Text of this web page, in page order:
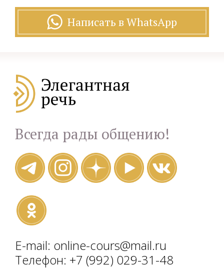
Написать в WhatsApp
Всегда рады общению!
E-mail: online-cours@mail.ru
Телефон: +7 (992) 029-31-48